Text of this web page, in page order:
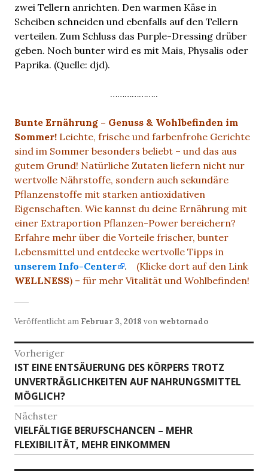
zwei Tellern anrichten. Den warmen Käse in
Scheiben schneiden und ebenfalls auf den Tellern
verteilen. Zum Schluss das Purple-Dressing drüber
geben. Noch bunter wird es mit Mais, Physalis oder
Paprika. (Quelle: djd).
………………..
Bunte Ernährung – Genuss & Wohlbefinden im
Sommer! Leichte, frische und farbenfrohe Gerichte
sind im Sommer besonders beliebt – und das aus
gutem Grund! Natürliche Zutaten liefern nicht nur
wertvolle Nährstoffe, sondern auch sekundäre
Pflanzenstoffe mit starken antioxidativen
Eigenschaften. Wie kannst du deine Ernährung mit
einer Extraportion Pflanzen-Power bereichern?
Erfahre mehr über die Vorteile frischer, bunter
Lebensmittel und entdecke wertvolle Tipps in
unserem Info-Center
.
(Klicke dort auf den Link
WELLNESS) – für mehr Vitalität und Wohlbefinden!
Veröffentlicht am Februar 3, 2018 von webtornado
B
e
i
t
r
a
Vorheriger
V
o
r
h
e
r
i
g
IST EINE ENTSÄUERUNG DES KÖRPERS TROTZ
UNVERTRÄGLICHKEITEN AUF NAHRUNGSMITTEL
MÖGLICH?
Nächster
N
ä
c
VIELFÄLTIGE BERUFSCHANCEN – MEHR
FLEXIBILITÄT, MEHR EINKOMMEN